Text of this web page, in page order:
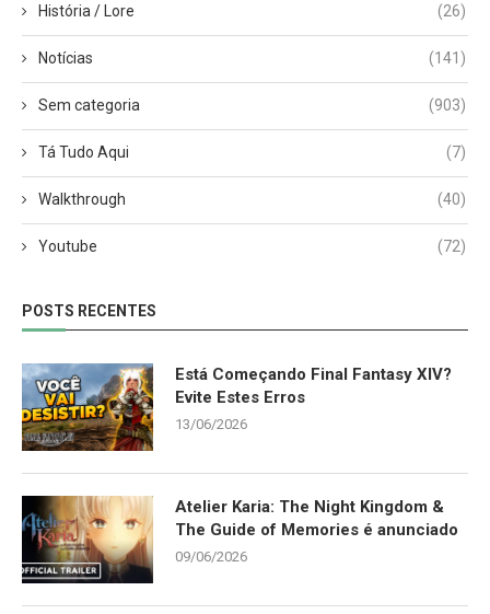
História / Lore (26)
Notícias (141)
Sem categoria (903)
Tá Tudo Aqui (7)
Walkthrough (40)
Youtube (72)
POSTS RECENTES
Está Começando Final Fantasy XIV?
Evite Estes Erros
13/06/2026
Atelier Karia: The Night Kingdom &
The Guide of Memories é anunciado
09/06/2026